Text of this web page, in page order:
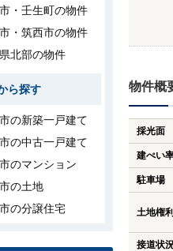
物件概
採光面
建ぺい
駐車場
土地権
接道状
・壬生町の物件
・筑西市の物件
北部の物件
ら探す
の新築一戸建て
の中古一戸建て
のマンション
の土地
の分譲住宅